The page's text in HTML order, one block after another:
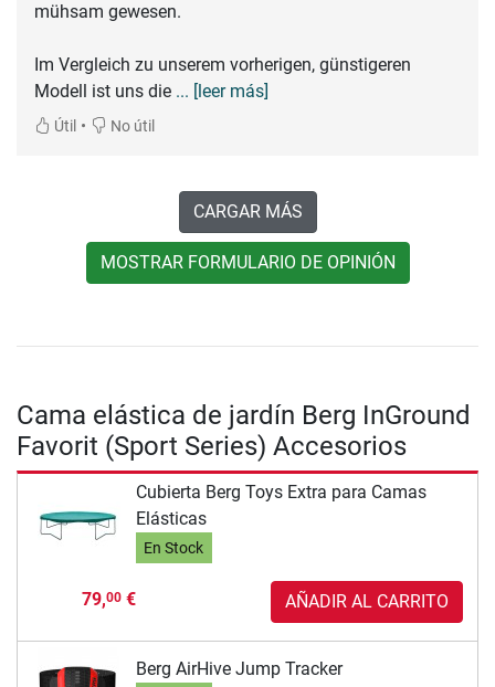
mühsam gewesen.
Im Vergleich zu unserem vorherigen, günstigeren
Modell ist uns die ... [leer más]
Útil • No útil
CARGAR MÁS
MOSTRAR FORMULARIO DE OPINIÓN
Cama elástica de jardín Berg InGround
Favorit (Sport Series) Accesorios
Cubierta Berg Toys Extra para Camas
Elásticas
En Stock
79,00€ AÑADIR AL CARRITO
Berg AirHive Jump Tracker